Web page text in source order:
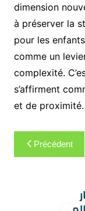
dimension
à préserver la
pour les
comme un
complexité.
s’affirment
et de proximité.
Navigation
de
Précédent